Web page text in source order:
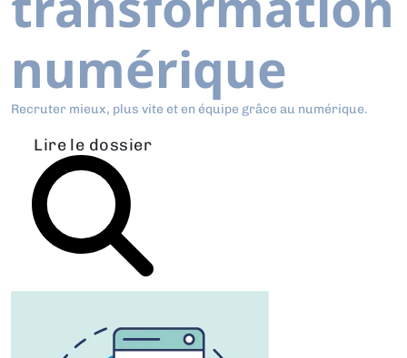
numérique
Recruter mieux, plus vite et en équipe grâce au numérique.
Lire le dossier